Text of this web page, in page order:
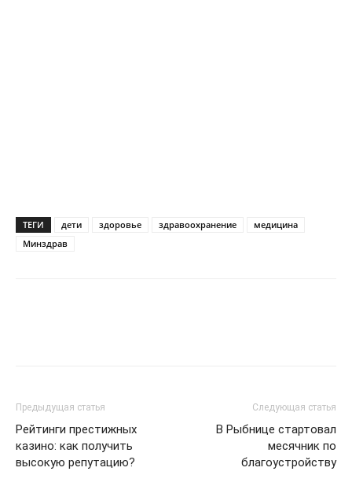
ТЕГИ дети здоровье здравоохранение
медицина
Минздрав
Предыдущая статья
Рейтинги престижных
казино: как получить
высокую репутацию?
Следующая статья
В Рыбнице стартовал
месячник по
благоустройству